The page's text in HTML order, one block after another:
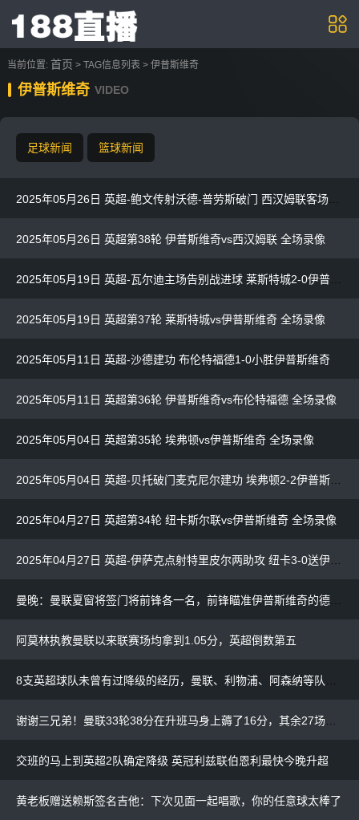
当前位置: 首页 > TAG信息列表 > 伊普斯维奇
伊普斯维奇 VIDEO
足球新闻 篮球新闻
2025年05月26日 英超第38轮 伊普斯维奇vs西汉姆联 全场录像
2025年05月19日 英超第37轮 莱斯特城vs伊普斯维奇 全场录像
2025年05月11日 英超-沙德建功 布伦特福德1-0小胜伊普斯维奇
2025年05月11日 英超第36轮 伊普斯维奇vs布伦特福德 全场录像
2025年05月04日 英超第35轮 埃弗顿vs伊普斯维奇 全场录像
2025年04月27日 英超第34轮 纽卡斯尔联vs伊普斯维奇 全场录像
阿莫林执教曼联以来联赛场均拿到1.05分，英超倒数第五
交班的马上到英超2队确定降级 英冠利兹联伯恩利最快今晚升超
黄老板赠送赖斯签名吉他：下次见面一起唱歌，你的任意球太棒了